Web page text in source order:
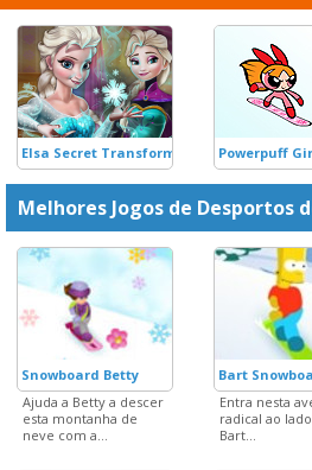
Elsa Secret Transform Powerpuff
Melhores Jogos de Desportos
Snowboard Betty
Ajuda a Betty a descer
esta montanha de
neve com a...
Bart
Entra nesta
radical ao
Bart...